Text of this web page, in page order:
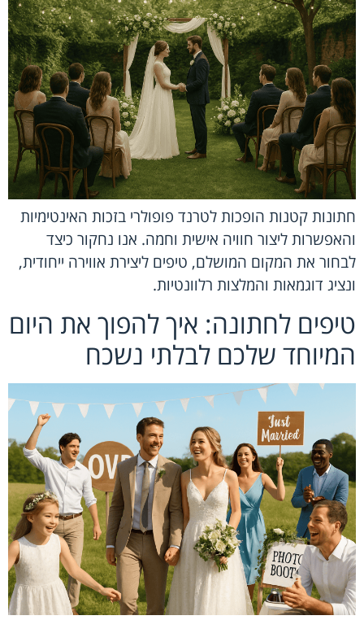
חתונות קטנות הופכות לטרנד פופולרי בזכות האינטימיות
והאפשרות ליצור חוויה אישית וחמה. אנו נחקור כיצד
לבחור את המקום המושלם, טיפים ליצירת אווירה ייחודית,
ונציג דוגמאות והמלצות רלוונטיות.
טיפים לחתונה: איך להפוך את היום
המיוחד שלכם לבלתי נשכח